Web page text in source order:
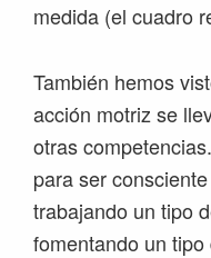
medida (el cuadro
También hemos
acción motriz se
otras
para ser
trabajando un tipo
fomentando un